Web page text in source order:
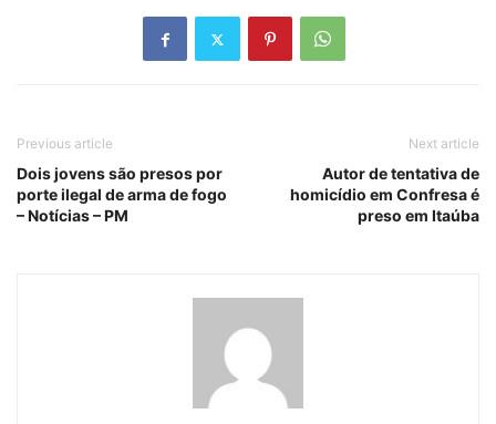
Previous article
Dois jovens são presos por
porte ilegal de arma de fogo
– Notícias – PM
Next article
Autor de tentativa de
homicídio em Confresa é
preso em Itaúba